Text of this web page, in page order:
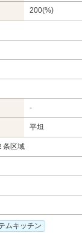
200(%)
-
平坦
条区域
ムキッチン